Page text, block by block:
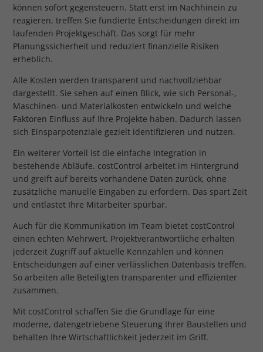
können sofort gegensteuern. Statt erst im Nachhinein zu
reagieren, treffen Sie fundierte Entscheidungen direkt im
laufenden Projektgeschäft. Das sorgt für mehr
Planungssicherheit und reduziert finanzielle Risiken
erheblich.
Alle Kosten werden transparent und nachvollziehbar
dargestellt. Sie sehen auf einen Blick, wie sich Personal-,
Maschinen- und Materialkosten entwickeln und welche
Faktoren Einfluss auf Ihre Projekte haben. Dadurch lassen
sich Einsparpotenziale gezielt identifizieren und nutzen.
Ein weiterer Vorteil ist die einfache Integration in
bestehende Abläufe. costControl arbeitet im Hintergrund
und greift auf bereits vorhandene Daten zurück, ohne
zusätzliche manuelle Eingaben zu erfordern. Das spart Zeit
und entlastet Ihre Mitarbeiter spürbar.
Auch für die Kommunikation im Team bietet costControl
einen echten Mehrwert. Projektverantwortliche erhalten
jederzeit Zugriff auf aktuelle Kennzahlen und können
Entscheidungen auf einer verlässlichen Datenbasis treffen.
So arbeiten alle Beteiligten transparenter und effizienter
zusammen.
Mit costControl schaffen Sie die Grundlage für eine
moderne, datengetriebene Steuerung Ihrer Baustellen und
behalten Ihre Wirtschaftlichkeit jederzeit im Griff.